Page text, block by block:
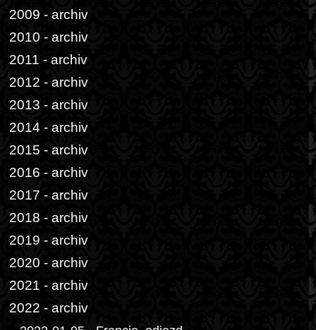
2009 - archiv
2010 - archiv
2011 - archiv
2012 - archiv
2013 - archiv
2014 - archiv
2015 - archiv
2016 - archiv
2017 - archiv
2018 - archiv
2019 - archiv
2020 - archiv
2021 - archiv
2022 - archiv